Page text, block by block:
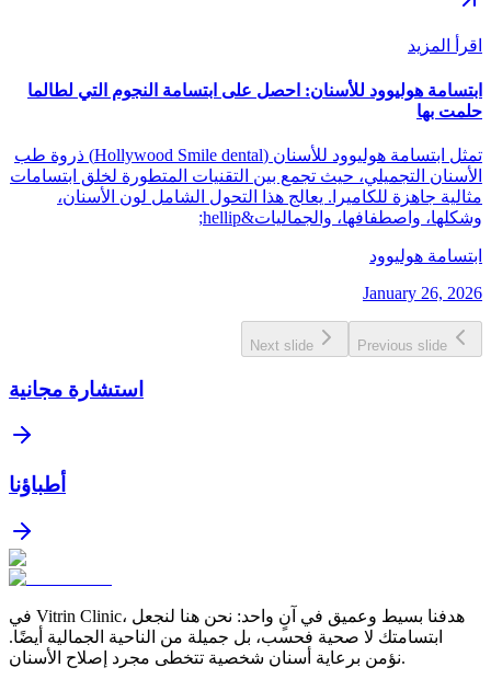
اقرأ المزيد
ابتسامة هوليوود للأسنان: احصل على ابتسامة النجوم التي لطالما
حلمت بها
تمثل ابتسامة هوليوود للأسنان (Hollywood Smile dental) ذروة طب
الأسنان التجميلي، حيث تجمع بين التقنيات المتطورة لخلق ابتسامات
مثالية جاهزة للكاميرا. يعالج هذا التحول الشامل لون الأسنان،
وشكلها، واصطفافها، والجماليات&hellip;
ابتسامة هوليوود
January 26, 2026
Previous slide
Next slide
استشارة مجانية
أطباؤنا
في Vitrin Clinic، هدفنا بسيط وعميق في آنٍ واحد: نحن هنا لنجعل
ابتسامتك لا صحية فحسب، بل جميلة من الناحية الجمالية أيضًا.
نؤمن برعاية أسنان شخصية تتخطى مجرد إصلاح الأسنان.